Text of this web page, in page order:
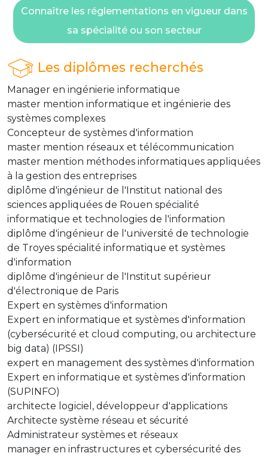
Connaître les réglementations en vigueur dans
sa spécialité ou son secteur
Les diplômes recherchés
Manager en ingénierie informatique
master mention informatique et ingénierie des
systèmes complexes
Concepteur de systèmes d'information
master mention réseaux et télécommunication
master mention méthodes informatiques appliquées
à la gestion des entreprises
diplôme d'ingénieur de l'Institut national des
sciences appliquées de Rouen spécialité
informatique et technologies de l'information
diplôme d'ingénieur de l'université de technologie
de Troyes spécialité informatique et systèmes
d'information
diplôme d'ingénieur de l'Institut supérieur
d'électronique de Paris
Expert en systèmes d'information
Expert en informatique et systèmes d'information
(cybersécurité et cloud computing, ou architecture
big data) (IPSSI)
expert en management des systèmes d'information
Expert en informatique et systèmes d'information
(SUPINFO)
architecte logiciel, développeur d'applications
Architecte système réseau et sécurité
Administrateur systèmes et réseaux
manager en infrastructures et cybersécurité des